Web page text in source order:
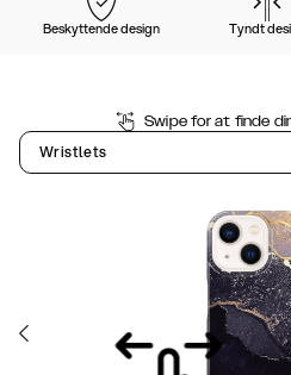
Beskyttende design Tyndt
Swipe for at finde
Wristlets